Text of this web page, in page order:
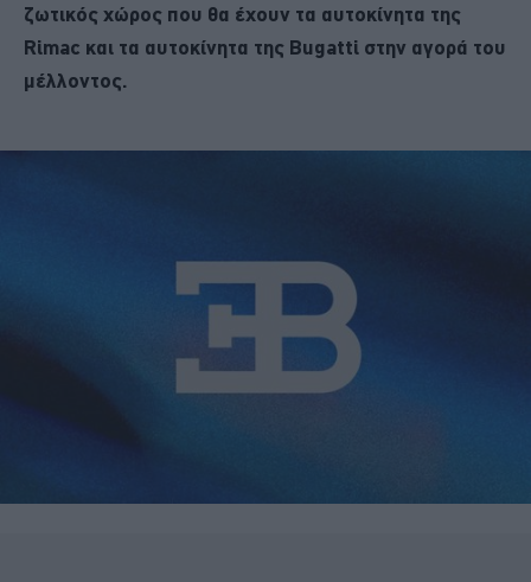
ζωτικός χώρος που θα έχουν τα αυτοκίνητα της
Rimac και τα αυτοκίνητα της Bugatti στην αγορά του
μέλλοντος.